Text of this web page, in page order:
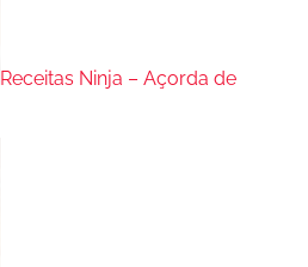
Receitas Ninja – Açorda de